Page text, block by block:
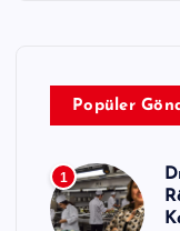
Popüler
1